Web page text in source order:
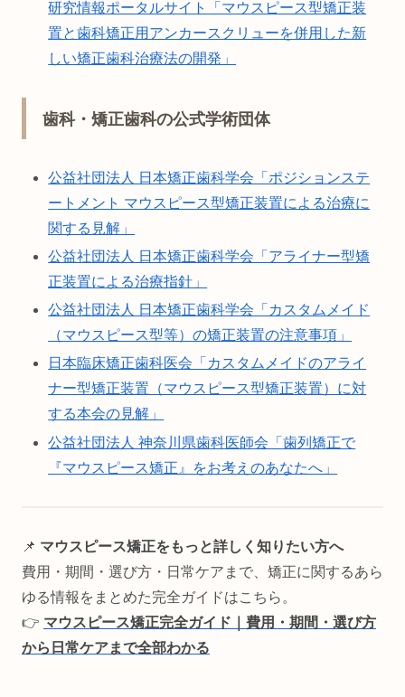
研究情報ポータルサイト「マウスピース型矯正装
置と歯科矯正用アンカースクリューを併用した新
しい矯正歯科治療法の開発」
歯科・矯正歯科の公式学術団体
公益社団法人 日本矯正歯科学会「ポジションステ
ートメント マウスピース型矯正装置による治療に
関する見解」
公益社団法人 日本矯正歯科学会「アライナー型矯
正装置による治療指針」
公益社団法人 日本矯正歯科学会「カスタムメイド
（マウスピース型等）の矯正装置の注意事項」
日本臨床矯正歯科医会「カスタムメイドのアライ
ナー型矯正装置（マウスピース型矯正装置）に対
する本会の見解」
公益社団法人 神奈川県歯科医師会「歯列矯正で
『マウスピース矯正』をお考えのあなたへ」
📌 マウスピース矯正をもっと詳しく知りたい方へ
費用・期間・選び方・日常ケアまで、矯正に関するあら
ゆる情報をまとめた完全ガイドはこちら。
👉 マウスピース矯正完全ガイド｜費用・期間・選び方
から日常ケアまで全部わかる